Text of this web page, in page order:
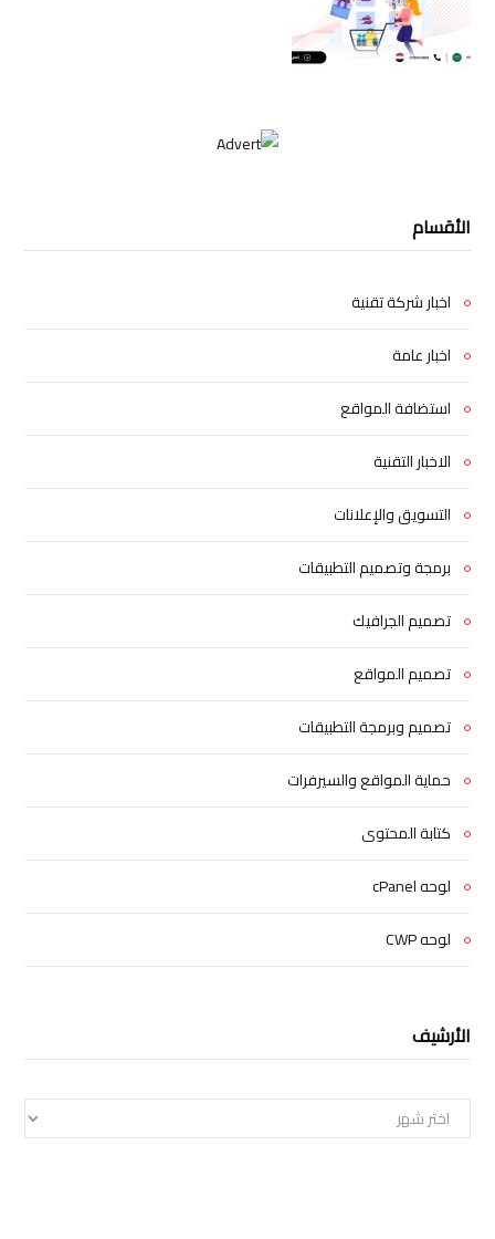
الأقسام
اخبار شركة تقنية
اخبار عامة
استضافة المواقع
الاخبار التقنية
التسويق والإعلانات
برمجة وتصميم التطبيقات
تصميم الجرافيك
تصميم المواقع
تصميم وبرمجة التطبيقات
حماية المواقع والسيرفرات
كتابة المحتوى
لوحه cPanel
لوحه CWP
الأرشيف
الأرشيف